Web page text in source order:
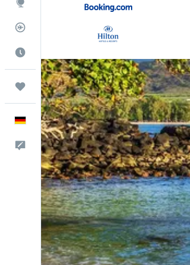
Trips
Deutsch
Feedback